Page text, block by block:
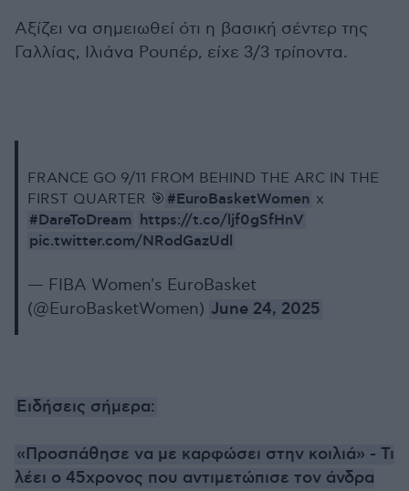
Αξίζει να σημειωθεί ότι η βασική σέντερ της
Γαλλίας, Ιλιάνα Ρουπέρ, είχε 3/3 τρίποντα.
FRANCE GO 9/11 FROM BEHIND THE ARC IN THE
FIRST QUARTER 🎯 #EuroBasketWomen x
#DareToDream https://t.co/ljf0gSfHnV
pic.twitter.com/NRodGazUdl
— FIBA Women's EuroBasket
(@EuroBasketWomen) June 24, 2025
Ειδήσεις σήμερα:
«Προσπάθησε να με καρφώσει στην κοιλιά» - Τι
λέει ο 45χρονος που αντιμετώπισε τον άνδρα